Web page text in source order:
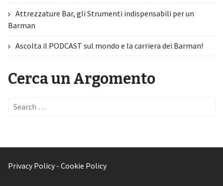
Attrezzature Bar, gli Strumenti indispensabili per un
Barman
Ascolta il PODCAST sul mondo e la carriera dei Barman!
Cerca un Argomento
Search
Privacy Policy - Cookie Policy